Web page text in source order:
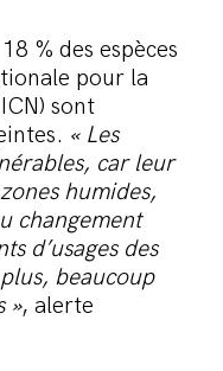
% des espèces
pour la
sont
« Les
car leur
humides,
changement
d’usages des
beaucoup
», alerte